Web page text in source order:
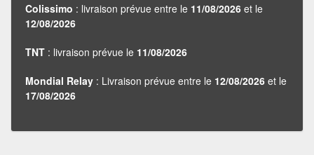
Colissimo : livraison prévue entre le 11/08/2026 et le
12/08/2026
TNT : livraison prévue le 11/08/2026
Mondial Relay : Livraison prévue entre le 12/08/2026 et le
17/08/2026